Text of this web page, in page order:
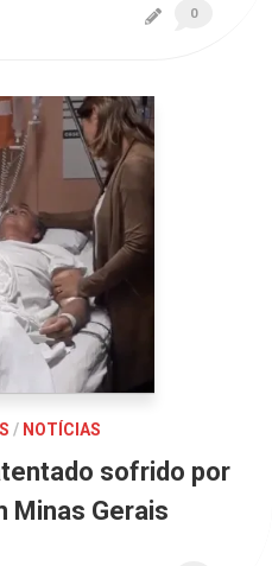
0
/ NOTÍCIAS
sofrido por
Minas Gerais